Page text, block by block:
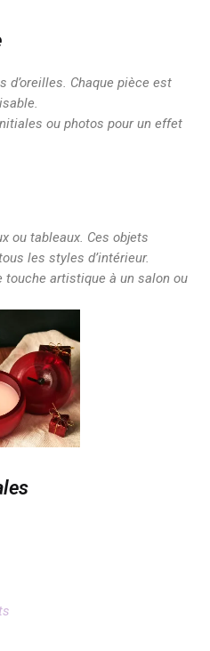
d’oreilles. Chaque pièce est
ou photos pour un effet
ou tableaux. Ces objets
les styles d’intérieur.
touche artistique à un salon ou